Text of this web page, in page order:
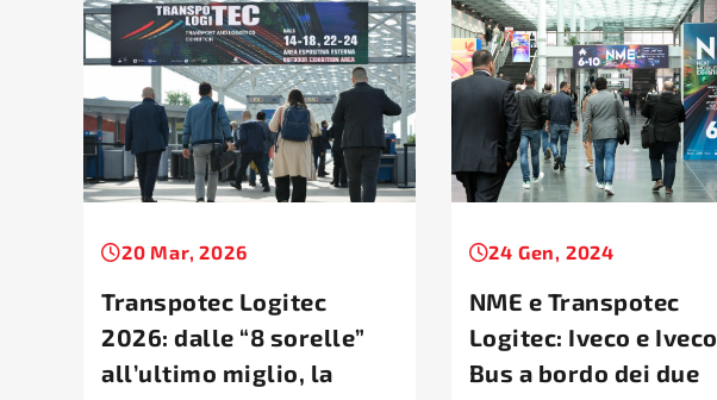
20 Mar, 2026
Transpotec Logitec
2026: dalle “8 sorelle”
all’ultimo miglio, la
24 Gen, 2024
NME e Transpotec
Logitec: Iveco e Iveco
Bus a bordo dei due